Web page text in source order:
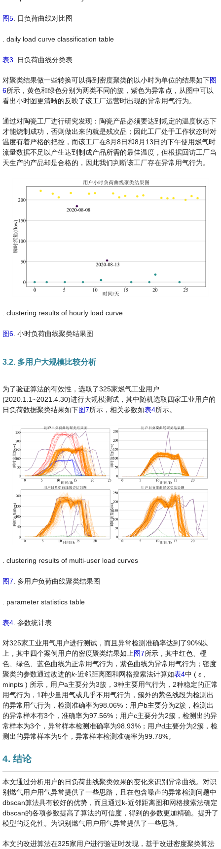
图5 . 日负荷曲线对比图
. daily load curve classification table
表3 . 日负荷曲线分类表
对聚类结果做一些转换可以得到密度聚类的以小时为单位的结果如下图
6所示，黄色和绿色分别为两类不同的簇，紫色为异常点，从图中可以
看出小时图更清晰的反映了该工厂运营时出现的异常用气行为。
通过对陶瓷工厂进行研究发现：陶瓷产品必须要达到规定的温度状态下
才能烧制成功，否则做出来的就是残次品；因此工厂处于工作状态时对
温度有着严格的把控，而该工厂在8月8日和8月13日的下午使用燃气时
流量数据不足以产生达到制成产品所需的最佳温度，但根据回访工厂当
天生产的产品却是合格的，因此我们判断该工厂存在异常用气行为。
. clustering results of hourly load curve
图6. 小时负荷曲线聚类结果图
3.2. 多用户大规模比较分析
为了验证算法的有效性，选取了325家燃气工业用户
(2020.1.1~2021.4.30)进行大规模测试，其中随机选取四家工业用户的
日负荷数据聚类结果如下图7所示，相关参数如表4所示。
. clustering results of multi-user load curves
图7 . 多用户负荷曲线聚类结果图
. parameter statistics table
表4 . 参数统计表
对325家工业用气用户进行测试，而且异常检测准确率达到了90%以
上，其中四个案例用户的密度聚类结果如上图7所示，其中红色、橙
色、绿色、蓝色曲线为正常用气行为，紫色曲线为异常用气行为；密度
聚类的参数通过改进的k-近邻距离图和网格搜索法计算如表4中 ( ε
minpts ) 所示，用户a主要分为3簇，3种主要用气行为，2种稳定的正常
用气行为，1种少量用气或几乎不用气行为，簇外的紫色线段为检测出
的异常用气行为，检测准确率为98.06%；用户b主要分为2簇，检测出
的异常样本有3个，准确率为97.56%；用户c主要分为2簇，检测出的异
常样本为3个，异常样本检测准确率为98.93%；用户d主要分为2簇，检
测出的异常样本为5个，异常样本检测准确率为99.78%。
4. 结论
本文通过分析用户的日负荷曲线聚类效果的变化来识别异常曲线。对识
别燃气用户用气异常提供了一些思路，且在包含噪声的异常检测问题中
dbscan算法具有较好的优势，而且通过k-近邻距离图和网格搜索法确定
dbscan的各项参数提高了算法的可信度，得到的参数更加精确。提升了
模型的泛化性。为识别燃气用户用气异常提供了一些思路。
本文的改进算法在325家用户进行验证时发现，基于改进密度聚类算法